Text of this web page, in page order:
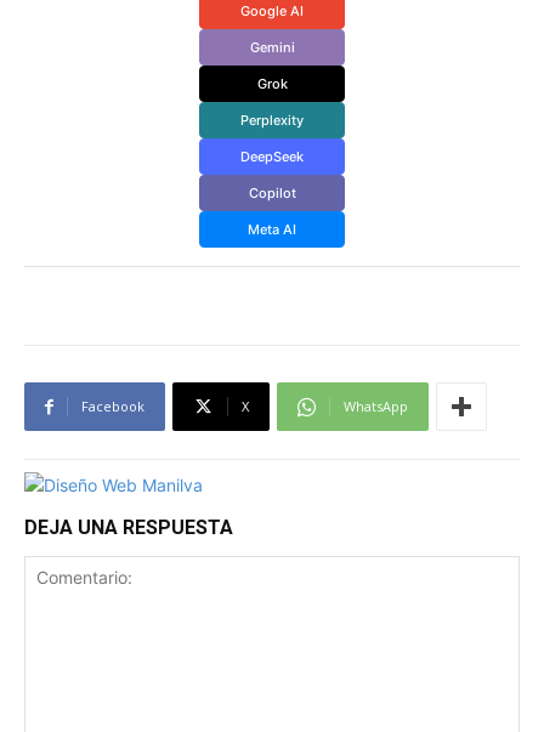
Google AI
Gemini
Grok
Perplexity
DeepSeek
Copilot
Meta AI
Facebook X WhatsApp
DEJA UNA RESPUESTA